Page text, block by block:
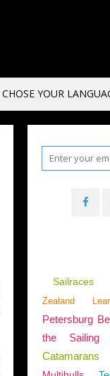
CHOSE YOUR
Sailraces
Zealand
Petersburg
the Sailing
Catamarans